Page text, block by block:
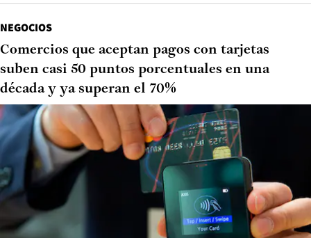
NEGOCIOS
Comercios que aceptan pagos con tarjetas
suben casi 50 puntos porcentuales en una
década y ya superan el 70%